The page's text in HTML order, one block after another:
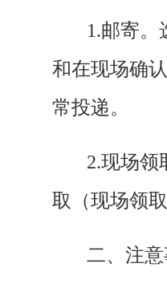
1.邮寄
和在现场确
常投递。
2.现场领
取（现场领
二、注